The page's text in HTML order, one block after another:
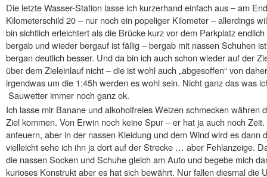
Die letzte Wasser-Station lasse ich kurzerhand einfach aus – am
Kilometerschild 20 – nur noch ein popeliger Kilometer – allerdings
bin sichtlich erleichtert als die Brücke kurz vor dem Parkplatz
bergab und wieder bergauf ist fällig – bergab mit nassen Schuhen
bergan deutlich besser. Und da bin ich auch schon wieder auf der
über dem Zieleinlauf nicht – die ist wohl auch „abgesoffen“ von
irgendwas um die 1:45h werden es wohl sein. Nicht ganz das was
Sauwetter immer noch ganz ok.
Ich lasse mir Banane und alkoholfreies Weizen schmecken währen
Ziel kommen. Von Erwin noch keine Spur – er hat ja auch noch
anfeuern, aber in der nassen Kleidung und dem Wind wird es dann
vielleicht sehe ich ihn ja dort auf der Strecke … aber Fehlanzeige.
die nassen Socken und Schuhe gleich am Auto und begebe mich
kurioses Konstrukt aber es hat sich bewährt. Nur fallen diesmal die